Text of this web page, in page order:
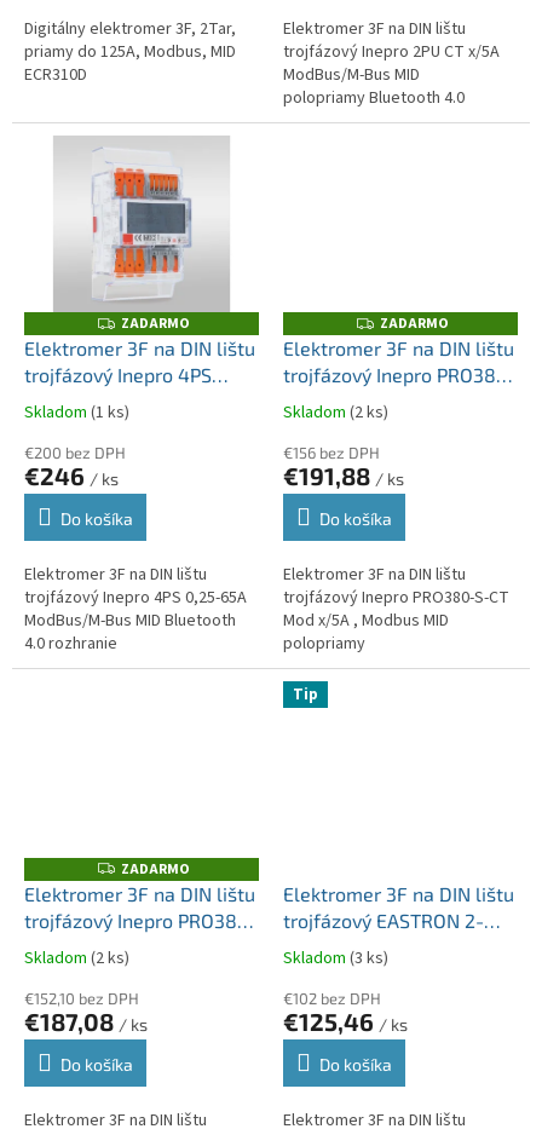
Digitálny elektromer 3F, 2Tar,
priamy do 125A, Modbus, MID
ECR310D
Elektromer 3F na DIN lištu
trojfázový Inepro 2PU CT x/5A
ModBus/M-Bus MID
polopriamy Bluetooth 4.0
rozhranie
Z
A
D
A
M
O
ZADARMO
Elektromer 3F na DIN lištu
trojfázový Inepro 4PS
0,25-65A ModBus/M-Bus
Skladom (1 ks)
€200 bez DPH
€246 / ks
Do košíka
Elektromer 3F na DIN lištu
trojfázový Inepro 4PS 0,25-65A
ModBus/M-Bus MID Bluetooth
4.0 rozhranie
Z
A
D
A
M
O
ZADARMO
Elektromer 3F na DIN lištu
trojfázový Inepro PRO380-
S-CT Mod x/5A , Modbus
MID polopriamy
Skladom (2 ks)
€156 bez DPH
€191,88 / ks
Do košíka
Elektromer 3F na DIN lištu
trojfázový Inepro PRO380-S-CT
Mod x/5A , Modbus MID
polopriamy
Z
A
D
A
M
O
ZADARMO
Elektromer 3F na DIN lištu
trojfázový Inepro PRO380-
ModBus 0,25-100A
ModBus, MID
Skladom (2 ks)
€152,10 bez DPH
€187,08 / ks
Do košíka
Elektromer 3F na DIN lištu
Tip
Elektromer 3F na DIN lištu
trojfázový EASTRON 2-
tarif SDM630MCT-2T V2
X/5A MID Modbus-RTU
polopriamy
Skladom (3 ks)
€102 bez DPH
€125,46 / ks
Do košíka
Elektromer 3F na DIN lištu